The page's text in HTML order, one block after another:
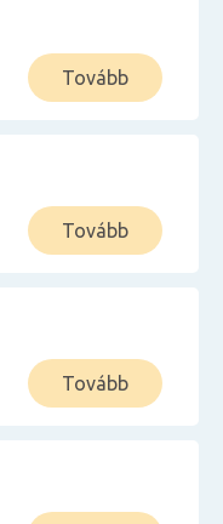
Tovább
Tovább
Tovább